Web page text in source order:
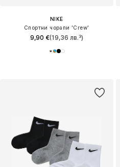
NIKE
Спортни чорапи 'Crew'
9,90 €(19,36 лв.³)